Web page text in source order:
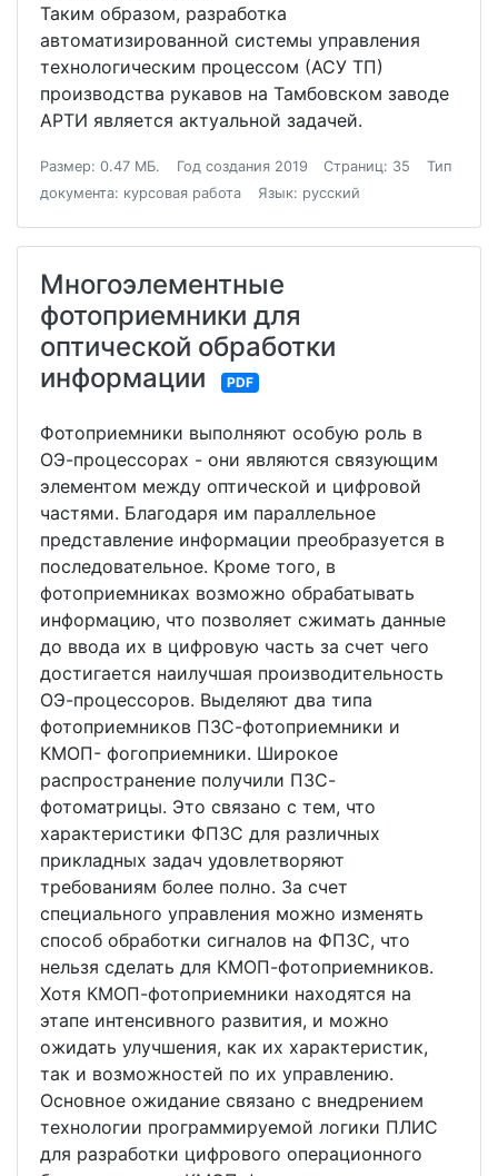
Таким образом, разработка
автоматизированной системы управления
технологическим процессом (АСУ ТП)
производства рукавов на Тамбовском заводе
АРТИ является актуальной задачей.
Размер: 0.47 МБ. Год создания 2019 Страниц: 35
Тип
документа: курсовая работа
Язык: русский
Многоэлементные
фотоприемники для
оптической обработки
информации
PDF
Фотоприемники выполняют особую роль в
ОЭ-процессорах - они являются связующим
элементом между оптической и цифровой
частями. Благодаря им параллельное
представление информации преобразуется в
последовательное. Кроме того, в
фотоприемниках возможно обрабатывать
информацию, что позволяет сжимать данные
до ввода их в цифровую часть за счет чего
достигается наилучшая производительность
ОЭ-процессоров. Выделяют два типа
фотоприемников ПЗС-фотоприемники и
КМОП- фогоприемники. Широкое
распространение получили ПЗС-
фотоматрицы. Это связано с тем, что
характеристики ФПЗС для различных
прикладных задач удовлетворяют
требованиям более полно. За счет
специального управления можно изменять
способ обработки сигналов на ФПЗС, что
нельзя сделать для КМОП-фотоприемников.
Хотя КМОП-фотоприемники находятся на
этапе интенсивного развития, и можно
ожидать улучшения, как их характеристик,
так и возможностей по их управлению.
Основное ожидание связано с внедрением
технологии программируемой логики ПЛИС
для разработки цифрового операционного